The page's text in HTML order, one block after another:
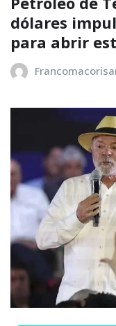
dólares
para abrir